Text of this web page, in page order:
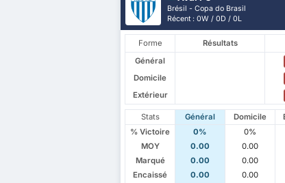
Brésil - Copa do Brasil
Récent : 0W / 0D / 0L
Forme Résultats
Général
Domicile
Extérieur
Stats Général Domicile
% Victoire
0% 0%
MOY
0.00 0.00
Marqué
0.00 0.00
Encaissé
0.00 0.00